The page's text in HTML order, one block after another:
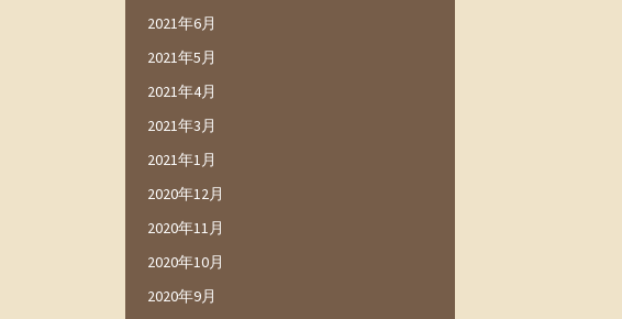
2021年6月
2021年5月
2021年4月
2021年3月
2021年1月
2020年12月
2020年11月
2020年10月
2020年9月